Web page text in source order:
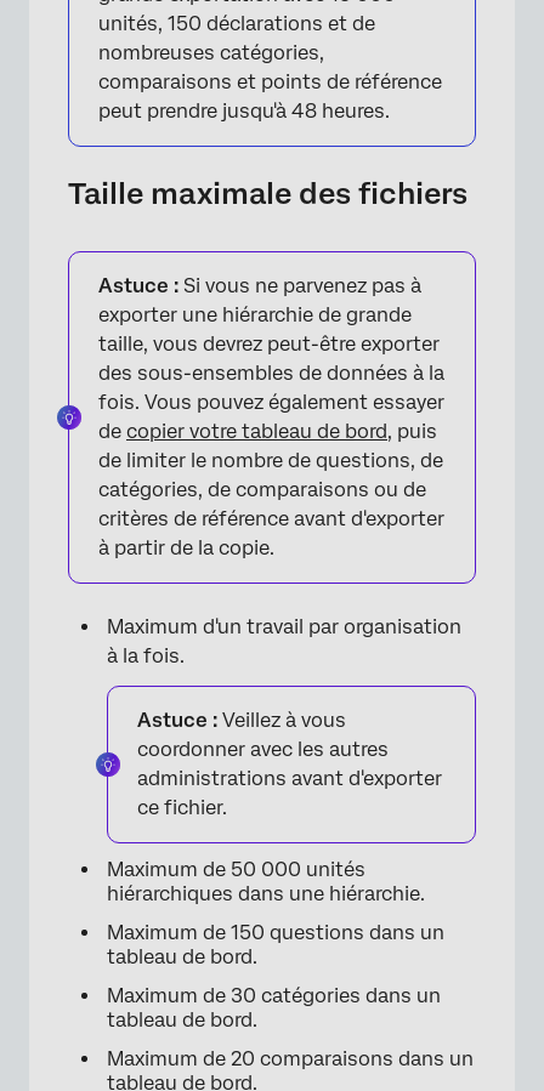
unités, 150 déclarations et de
nombreuses catégories,
comparaisons et points de référence
peut prendre jusqu'à 48 heures.
Taille maximale des fichiers
Astuce : Si vous ne parvenez pas à
exporter une hiérarchie de grande
taille, vous devrez peut-être exporter
des sous-ensembles de données à la
fois. Vous pouvez également essayer
de copier votre tableau de bord, puis
de limiter le nombre de questions, de
catégories, de comparaisons ou de
critères de référence avant d'exporter
à partir de la copie.
Maximum d'un travail par organisation
à la fois.
Astuce : Veillez à vous
coordonner avec les autres
administrations avant d'exporter
ce fichier.
Maximum de 50 000 unités
hiérarchiques dans une hiérarchie.
Maximum de 150 questions dans un
tableau de bord.
Maximum de 30 catégories dans un
tableau de bord.
Maximum de 20 comparaisons dans un
tableau de bord.